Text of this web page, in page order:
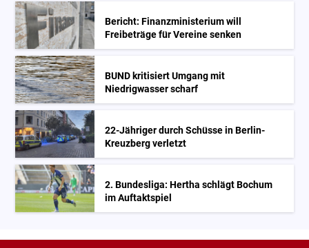
Bericht: Finanzministerium will
Freibeträge für Vereine senken
BUND kritisiert Umgang mit
Niedrigwasser scharf
22-Jähriger durch Schüsse in Berlin-
Kreuzberg verletzt
2. Bundesliga: Hertha schlägt Bochum
im Auftaktspiel